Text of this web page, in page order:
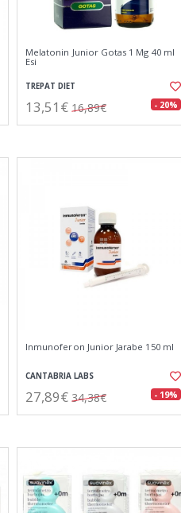
Melatonin Junior Gotas 1 Mg 40 ml
Esi
TREPAT DIET
13,51€ 16,89€ - 20%
Inmunoferon Junior Jarabe 150 ml
CANTABRIA LABS
27,89€ 34,38€ - 19%